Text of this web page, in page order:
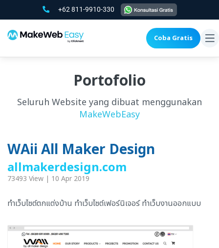
+62 811-9910-330
Coba Gratis
Portofolio
Seluruh Website yang dibuat menggunakan
MakeWebEasy
WAii All Maker Design
allmakerdesign.com
73493 View | 10 Apr 2019
ทำเว็บไซต์ตกแต่งบ้าน ทำเว็บไซต์เฟอร์นิเจอร์ ทำเว็บงานออกแบบ